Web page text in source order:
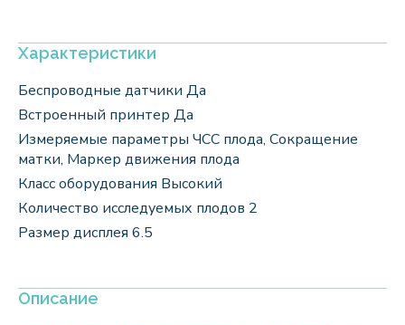
Характеристики
Беспроводные датчики Да
Встроенный принтер Да
Измеряемые параметры ЧСС плода, Сокращение
матки, Маркер движения плода
Класс оборудования Высокий
Количество исследуемых плодов 2
Размер дисплея 6.5
Описание